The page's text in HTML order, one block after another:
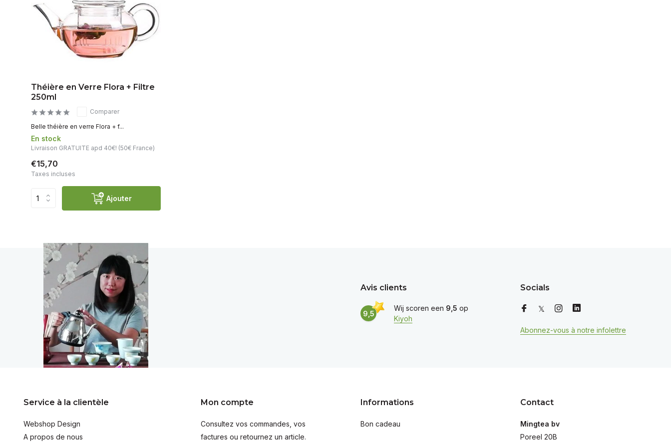
Théière en Verre Flora + Filtre
250ml
Comparer
Belle théière en verre Flora + f...
En stock
Livraison GRATUITE apd 40€! (50€ France)
€15,70
Taxes incluses
Ajouter
Avis clients
9,5
Wij scoren een 9,5 op
Kiyoh
Socials
Abonnez-vous à notre infolettre
Service à la clientèle
Webshop Design
A propos de nous
Mon compte
Consultez vos commandes, vos
factures ou retournez un article.
Informations
Bon cadeau
Contact
Mingtea bv
Poreel 20B